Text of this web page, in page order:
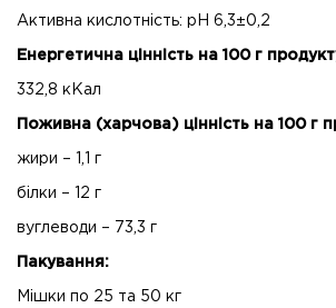
Активна кислотність: рН 6,3±0,2
Енергетична цінність на 100 г
332,8 кКал
Поживна (харчова) цінність на 100 г
жири – 1,1 г
білки – 12 г
вуглеводи – 73,3 г
Пакування:
Мішки по 25 та 50 кг